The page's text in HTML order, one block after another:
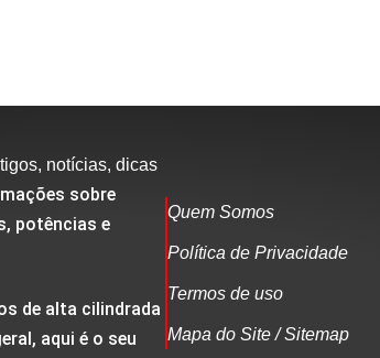
notícias, dicas
sobre
potências e
de alta cilindrada
aqui é o seu
Quem Somos
Política de Privacidade
Termos de uso
Mapa do Site / Sitemap